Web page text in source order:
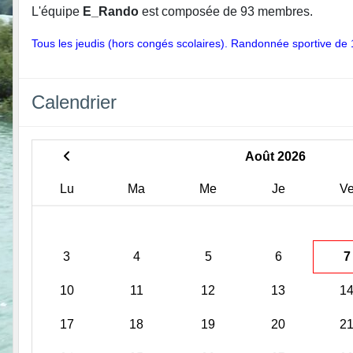
L'équipe E_Rando est composée de 93 membres.
Tous les jeudis (hors congés scolaires). Randonnée sportive de
Calendrier
Août 2026
Lu Ma Me Je
3 4 5 6 7
10 11 12 13 14
17 18 19 20 21